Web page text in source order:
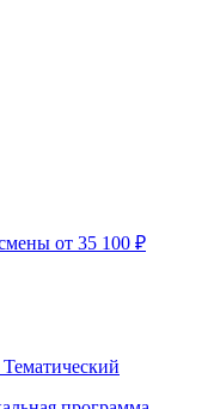
от 35 100 ₽
Тематический